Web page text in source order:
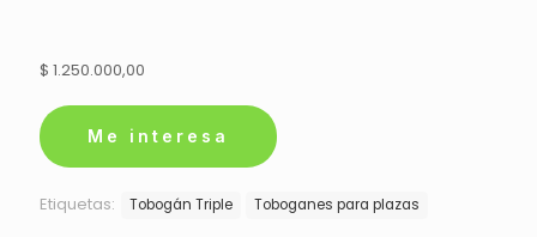
$ 1.250.000,00
Me interesa
Etiquetas: Tobogán Triple Toboganes para plazas